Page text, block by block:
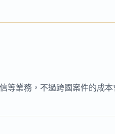
業務，不過跨國案件的成